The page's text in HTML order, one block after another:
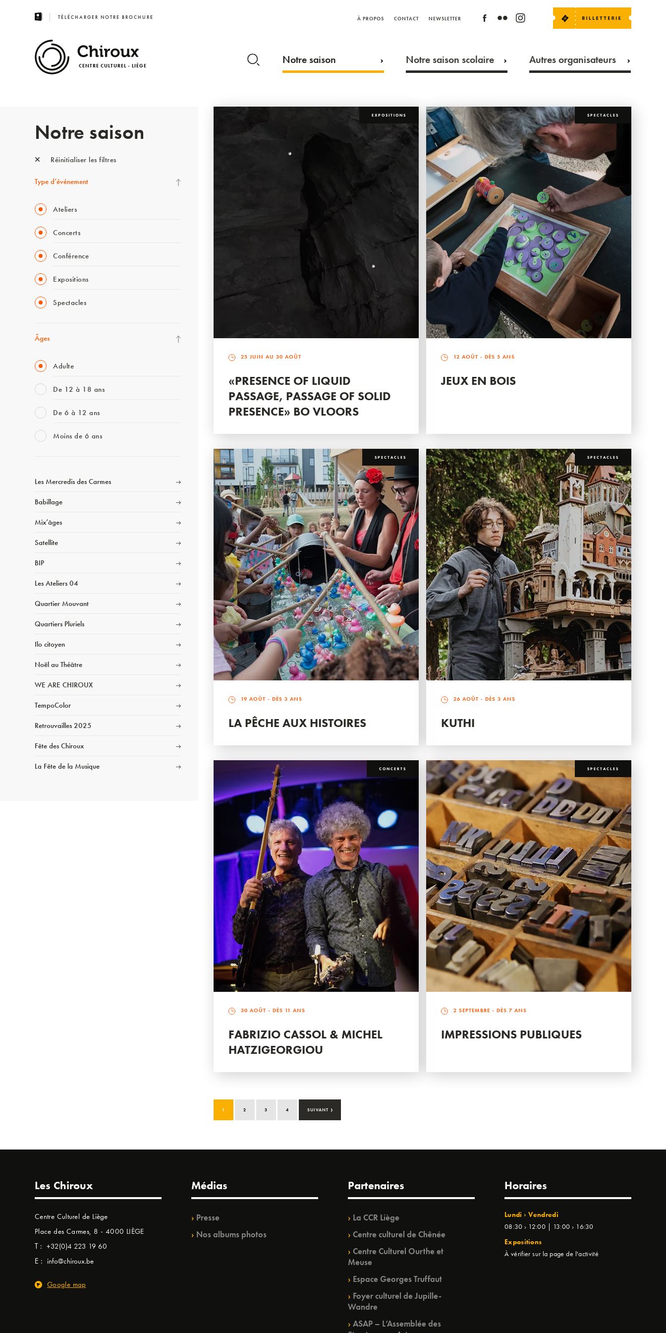
TÉLÉCHARGER NOTRE BROCHURE À PROPOS CONTACT NEWSLETTER
CENTRE CULTUREL - LIÈGE Notre saison Notre saison scolaire Autres organisateurs
Notre saison
Réinitialiser les filtres
Type d’événement
Ateliers
Concerts
Conférence
Expositions
Spectacles
Âges
Adulte
De 12 à 18 ans
De 6 à 12 ans
Moins de 6 ans
Les Mercredis des Carmes
Babillage
Mix’âges
Satellite
BIP
Les Ateliers 04
Quartier Mouvant
Quartiers Pluriels
Ilo citoyen
Noël au Théâtre
WE ARE CHIROUX
TempoColor
Retrouvailles 2025
Fête des Chiroux
La Fête de la Musique
EXPOSITIONS
25 JUIN AU 30 AOÛT
«PRESENCE OF LIQUID
PASSAGE, PASSAGE OF SOLID
PRESENCE» BO VLOORS
SPECTACLES
12 AOÛT - DÈS 5 ANS
JEUX EN BOIS
SPECTACLES
19 AOÛT - DÈS 3 ANS
LA PÊCHE AUX HISTOIRES
SPECTACLES
26 AOÛT - DÈS 3 ANS
KUTHI
CONCERTS
30 AOÛT - DÈS 11 ANS
FABRIZIO CASSOL & MICHEL
HATZIGEORGIOU
SPECTACLES
2 SEPTEMBRE - DÈS 7 ANS
IMPRESSIONS PUBLIQUES
1 2 3 4 SUIVANT ›
Les Chiroux
Centre Culturel de Liège
Place des Carmes, 8 - 4000 LIÈGE
T : +32(0)4 223 19 60
E : info@chiroux.be
Google map
Médias
Presse
Nos albums photos
Partenaires
La CCR Liège
Centre culturel de Chênée
Centre Culturel Ourthe et
Meuse
Espace Georges Truffaut
Foyer culturel de Jupille-
Wandre
ASAP – L’Assemblée des
Horaires
Lundi › Vendredi
08:30 › 12:00 | 13:00 › 16:30
Expositions
À vérifier sur la page de l'activité